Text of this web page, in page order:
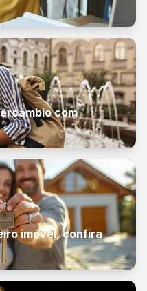
com
imóvel, confira